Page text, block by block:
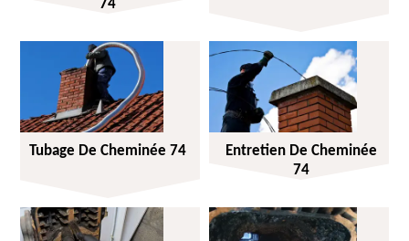
74
Tubage De Cheminée 74
Entretien De Cheminée
74